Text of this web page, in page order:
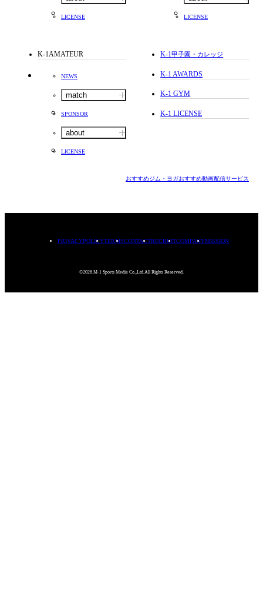
LICENSE LICENSE
K-1AMATEUR
NEWS
match
SPONSOR
about
LICENSE
K-1甲子園・カレッジ
K-1 AWARDS
K-1 GYM
K-1 LICENSE
おすすめジム・ヨガおすすめ動画配信サービス
PRIVACYPOLICYTERMSCONTACTRECRUITCOMPANYMISSION
©2026.M-1 Sports Media Co.,Ltd.All Rights Reserved.